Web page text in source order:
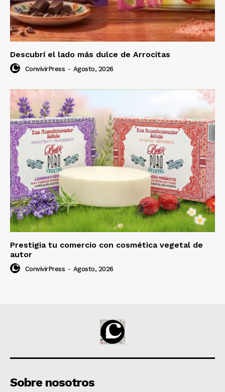
Descubrí el lado más dulce de Arrocitas
ConvivirPress - Agosto, 2026
Prestigia tu comercio con cosmética vegetal de
autor
ConvivirPress - Agosto, 2026
Sobre nosotros